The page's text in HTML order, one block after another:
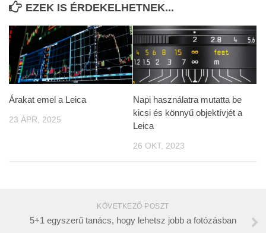
EZEK IS ÉRDEKELHETNEK...
Árakat emel a Leica
23 ÁPR, 2025
Napi használatra mutatta be
kicsi és könnyű objektívjét a
Leica
26 OKT, 2023
KÖVETKEZŐ POSZT
5+1 egyszerű tanács, hogy lehetsz jobb a fotózásban